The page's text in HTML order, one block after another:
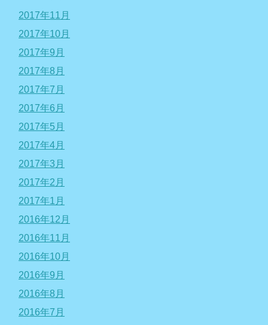
2017年11月
2017年10月
2017年9月
2017年8月
2017年7月
2017年6月
2017年5月
2017年4月
2017年3月
2017年2月
2017年1月
2016年12月
2016年11月
2016年10月
2016年9月
2016年8月
2016年7月